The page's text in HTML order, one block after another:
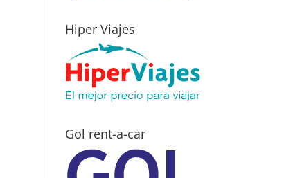
Hiper Viajes
Gol rent-a-car